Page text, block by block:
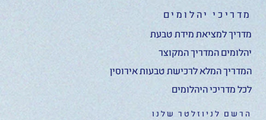
מדריכי יהלומים
מדריך למציאת מידת טבעת
יהלומים המדריך המקוצר
המדריך המלא לרכישת טבעות אירוסין
לכל מדריכי היהלומים
הרשם לניוזלטר שלנו